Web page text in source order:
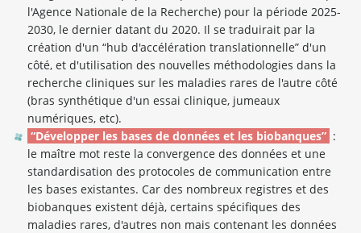
l'Agence Nationale de la Recherche) pour la période 2025-
2030, le dernier datant du 2020. Il se traduirait par la
création d'un “hub d'accélération translationnelle” d'un
côté, et d'utilisation des nouvelles méthodologies dans la
recherche cliniques sur les maladies rares de l'autre côté
(bras synthétique d'un essai clinique, jumeaux
numériques, etc).
“Développer les bases de données et les biobanques” :
le maître mot reste la convergence des données et une
standardisation des protocoles de communication entre
les bases existantes. Car des nombreux registres et des
biobanques existent déjà, certains spécifiques des
maladies rares, d'autres non mais contenant les données